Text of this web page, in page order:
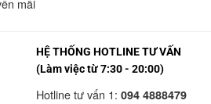
HỆ THỐNG HOTLINE TƯ VẤN
(Làm việc từ 7:30 - 20:00)
Hotline tư vấn 1: 094 4888479